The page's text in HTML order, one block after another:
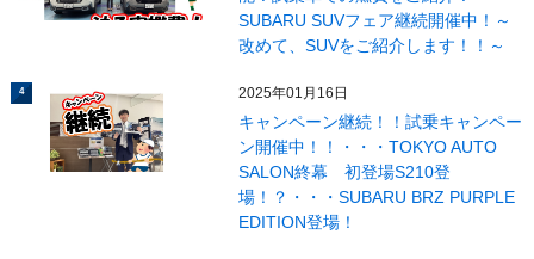
SUBARU SUVフェア継続開催中！～
改めて、SUVをご紹介します！！～
4 2025年01月16日
キャンペーン継続！！試乗キャンペー
ン開催中！！・・・TOKYO AUTO
SALON終幕 初登場S210登
場！？・・・SUBARU BRZ PURPLE
EDITION登場！